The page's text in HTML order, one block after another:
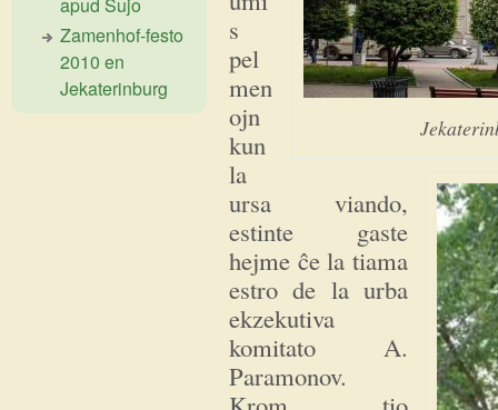
s
pel
men
ojn
kun
la
ursa viando,
estinte gaste
hejme ĉe la tiama
estro de la urba
ekzekutiva
komitato A.
Paramonov.
Zamenhof-festo
2010 en
Jekaterinburg